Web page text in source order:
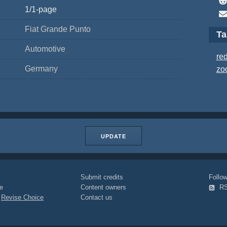
1/1-page
Fiat Grande Punto
Automotive
Germany
UPDATE
Revise Choice
Submit credits
Content owners
Contact us